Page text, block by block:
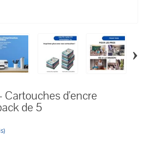
›
Cartouches d'encre
de 5